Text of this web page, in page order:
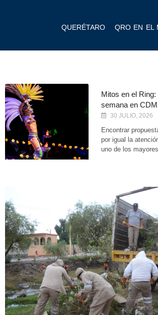
QUERÉTARO QRO EN EL
Mitos en el
semana en
30 JULIO, 2026
Encontrar
por igual la
uno de los